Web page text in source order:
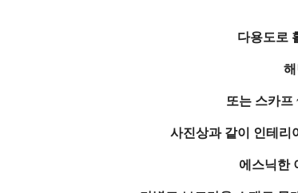
다용도로
또는 스카
사진상과 같이 인테리
에스닉한